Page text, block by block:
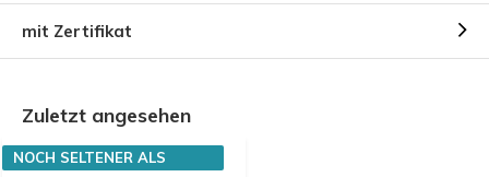
mit Zertifikat
Zuletzt angesehen
NOCH SELTENER ALS